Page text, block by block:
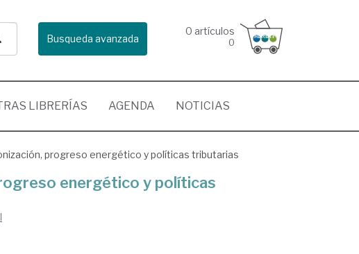
Busqueda avanzada
0 artículos
0
LIBRERÍAS AGENDA NOTICIAS
progreso energético y políticas tributarias
energético y políticas